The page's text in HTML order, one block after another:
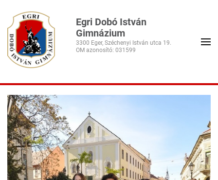
Egri Dobó István
Gimnázium
3300 Eger, Széchenyi István utca 19.